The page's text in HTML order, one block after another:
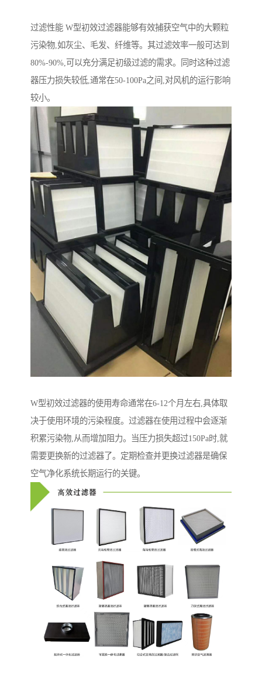
过滤性能 W型初效过滤器能够有效捕获空气中的大颗粒
污染物,如灰尘、毛发、纤维等。其过滤效率一般可达到
80%-90%,可以充分满足初级过滤的需求。同时这种过滤
器压力损失较低,通常在50-100Pa之间,对风机的运行影响
较小。
W型初效过滤器的使用寿命通常在6-12个月左右,具体取
决于使用环境的污染程度。过滤器在使用过程中会逐渐
积累污染物,从而增加阻力。当压力损失超过150Pa时,就
需要更换新的过滤器了。定期检查并更换过滤器是确保
空气净化系统长期运行的关键。